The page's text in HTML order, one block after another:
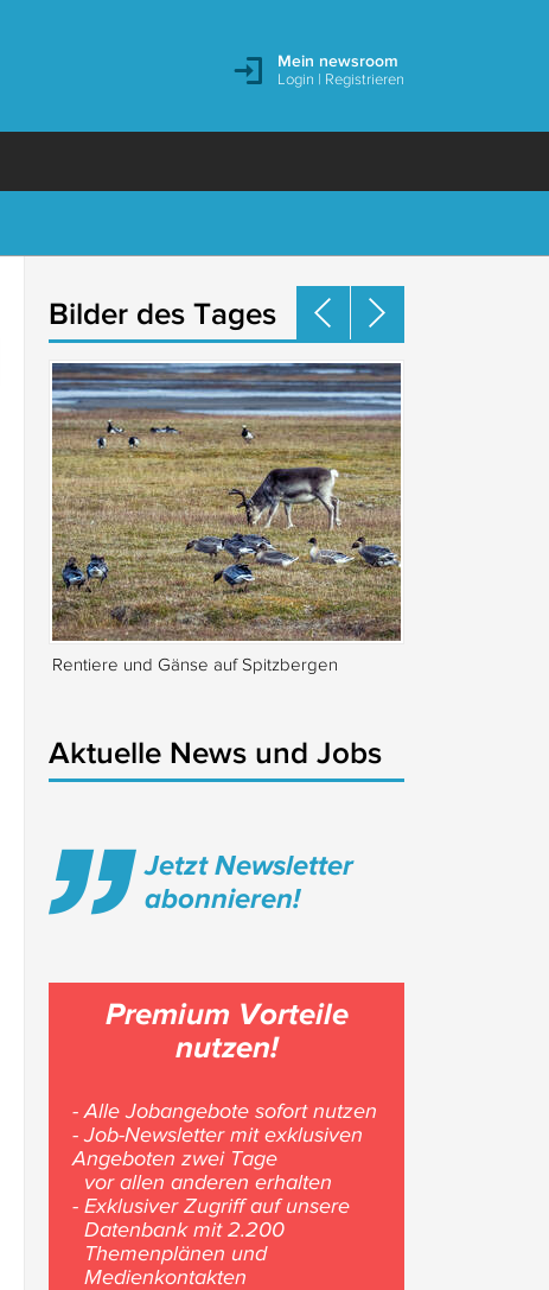
Mein newsroom
Login | Registrieren
Bilder des Tages
Rentiere und Gänse auf Spitzbergen
Aktuelle News und Jobs
Jetzt Newsletter
abonnieren!
Premium Vorteile
nutzen!
- Alle Jobangebote sofort nutzen
- Job-Newsletter mit exklusiven
Angeboten zwei Tage
vor allen anderen erhalten
- Exklusiver Zugriff auf unsere
Datenbank mit 2.200
Themenplänen und
Medienkontakten